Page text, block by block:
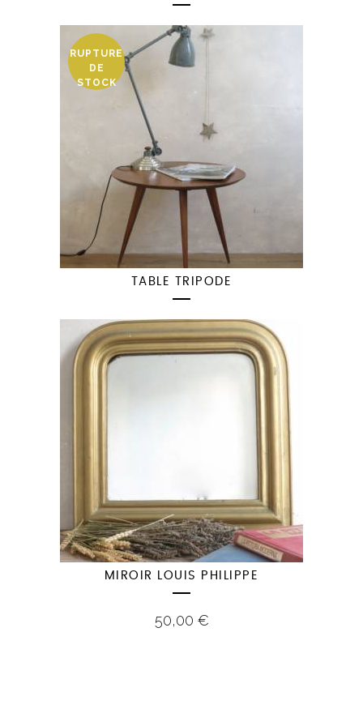
RUPTURE
DE
STOCK
TABLE TRIPODE
MIROIR LOUIS PHILIPPE
50,00 €